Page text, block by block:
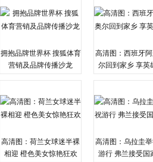
拥抱品牌世界杯 搜狐体育
营销及品牌传播沙龙
高清图：西班牙
尔回到家乡 享英
高清图：荷兰女球迷半裸
相迎 橙色美女惊艳狂欢
高清图：乌拉圭
游行 弗兰接受国